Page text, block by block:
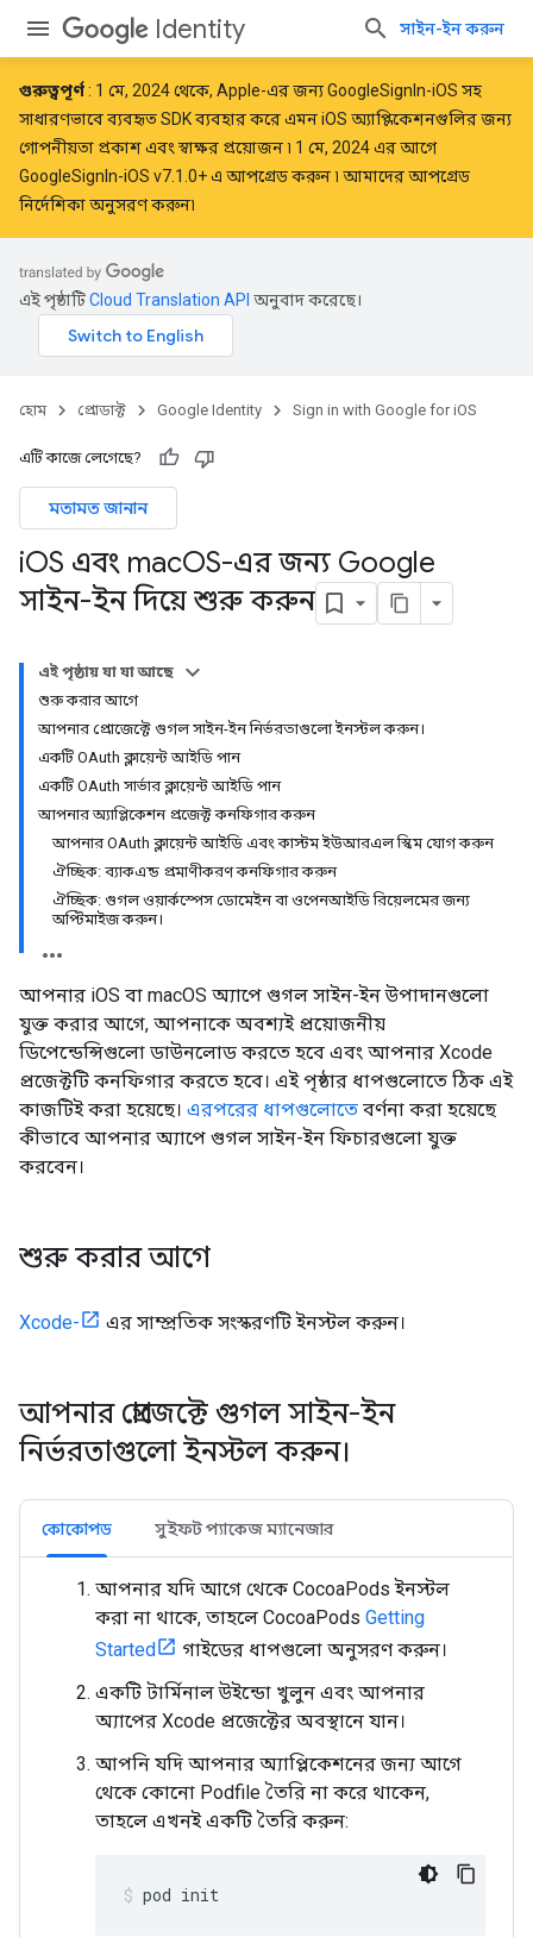
Identity সাইন-ইন করুন
গুরুত্বপূর্ণ: 1 মে, 2024থেকে, Apple-এর জন্য GoogleSignIn-iOS সহ
সাধারণভাবে ব্যবহৃত SDK ব্যবহার করে এমন iOS অ্যাপ্লিকেশনগুলির জন্য
গোপনীয়তা প্রকাশ এবং স্বাক্ষর প্রয়োজন৷ 1 মে, 2024 এর আগে
GoogleSignIn-iOS v7.1.0+ এ আপগ্রেড করুন৷ আমাদের আপগ্রেড
নির্দেশিকাঅনুসরণ করুন৷
এই পৃষ্ঠাটিCloud Translation API অনুবাদ করেছে।
হোম প্রোডাক্ট Google Identity Sign in with Google for iOS
এটি কাজে লেগেছে?
মতামত জানান
iOS এবং macOS-এর জন্য Google
সাইন-ইন দিয়ে শুরু করুন
এই পৃষ্ঠায় যা যা আছে
শুরু করার আগে
আপনার প্রোজেক্টে গুগল সাইন-ইন নির্ভরতাগুলো ইনস্টল করুন।
একটি OAuth ক্লায়েন্ট আইডি পান
একটি OAuth সার্ভার ক্লায়েন্ট আইডি পান
আপনার অ্যাপ্লিকেশন প্রজেক্ট কনফিগার করুন
আপনার OAuth ক্লায়েন্ট আইডি এবং কাস্টম ইউআরএল স্কিম যোগ করুন
ঐচ্ছিক: ব্যাকএন্ড প্রমাণীকরণ কনফিগার করুন
ঐচ্ছিক: গুগল ওয়ার্কস্পেস ডোমেইন বা ওপেনআইডি রিয়েলমের জন্য
অপ্টিমাইজ করুন।
আপনার iOS বা macOS অ্যাপে গুগল সাইন-ইন উপাদানগুলো
যুক্ত করার আগে, আপনাকে অবশ্যই প্রয়োজনীয়
ডিপেন্ডেন্সিগুলো ডাউনলোড করতে হবে এবং আপনার Xcode
প্রজেক্টটি কনফিগার করতে হবে। এই পৃষ্ঠার ধাপগুলোতে ঠিক এই
কাজটিই করা হয়েছে। এরপরের ধাপগুলোতে বর্ণনা করা হয়েছে
কীভাবে আপনার অ্যাপে গুগল সাইন-ইন ফিচারগুলো যুক্ত
করবেন।
শুরু করার আগে
Xcode- এর সাম্প্রতিক সংস্করণটি ইনস্টল করুন।
আপনার প্রোজেক্টে গুগল সাইন-ইন
নির্ভরতাগুলো ইনস্টল করুন।
কোকোপড সুইফট প্যাকেজ ম্যানেজার
আপনার যদি আগে থেকে CocoaPods ইনস্টল
করা না থাকে, তাহলে CocoaPods Getting
Started
গাইডের ধাপগুলো অনুসরণ করুন।
একটি টার্মিনাল উইন্ডো খুলুন এবং আপনার
অ্যাপের Xcode প্রজেক্টের অবস্থানে যান।
আপনি যদি আপনার অ্যাপ্লিকেশনের জন্য আগে
থেকে কোনো Podfile তৈরি না করে থাকেন,
তাহলে এখনই একটি তৈরি করুন:
pod init